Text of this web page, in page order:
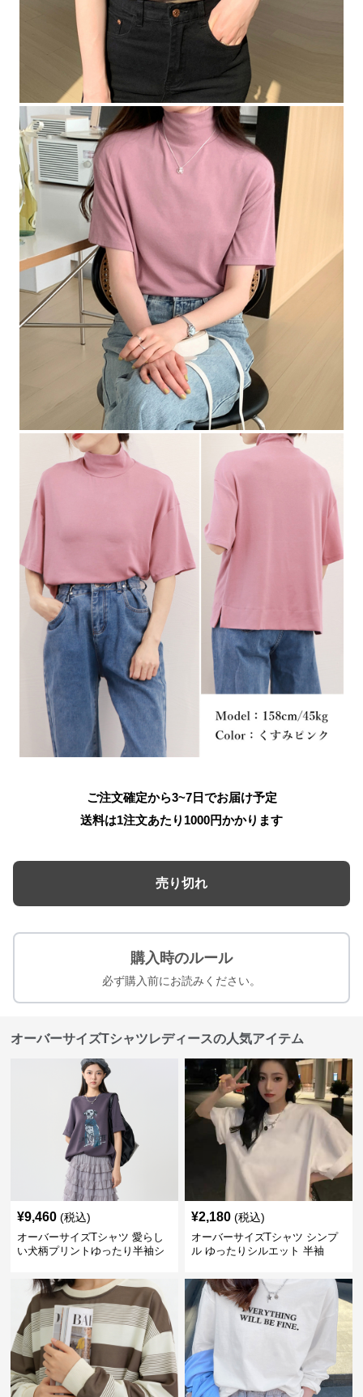
ご注文確定から3~7日でお届け予定
送料は1注文あたり 1000円かかります
売り切れ
購入時のルール
必ず購入前にお読みください。
オーバーサイズTシャツレディースの人気アイテム
¥9,460 (税込)
オーバーサイズTシャツ 愛らし
い犬柄プリントゆったり半袖シ
¥2,180 (税込)
オーバーサイズTシャツ シンプ
ル ゆったりシルエット 半袖